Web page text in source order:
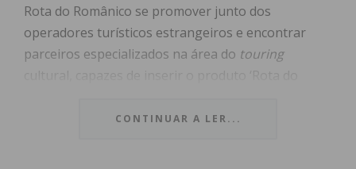
Rota do Românico se promover junto dos
operadores turísticos estrangeiros e encontrar
parceiros especializados na área do touring
comunicadoda entidade enviado às
CONTINUAR A LER...